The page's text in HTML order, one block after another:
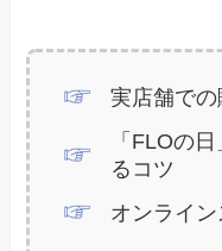
実店舗で
「FLOの
るコツ
オンライ